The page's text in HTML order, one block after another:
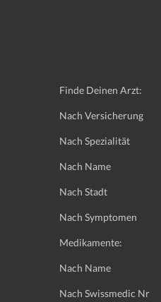
Finde Deinen Arzt:
Nach Versicherung
Nach Spezialität
Nach Name
Nach Stadt
Nach Symptomen
Medikamente:
Nach Name
Nach Swissmedic Nr